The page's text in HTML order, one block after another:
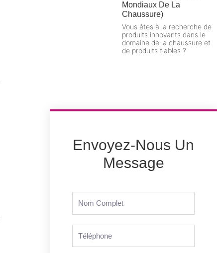
Mondiaux De La
Chaussure)
Vous êtes à la recherche de
produits innovants dans le
domaine de la chaussure et
de produits fiables ?
Envoyez-Nous Un
Message